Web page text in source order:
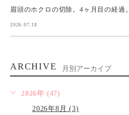
眉頭のホクロの切除。4ヶ月目の経過。
2026.07.18
ARCHIVE 月別アーカイブ
2026年 (47)
2026年8月 (3)